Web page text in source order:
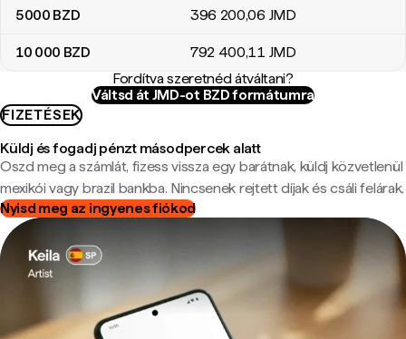
5000 BZD 396 200,06 JMD
10 000 BZD 792 400,11 JMD
Fordítva szeretnéd átváltani?
Váltsd át JMD-ot BZD formátumra
FIZETÉSEK
Küldj és fogadj pénzt másodpercek alatt
Oszd meg a számlát, fizess vissza egy barátnak, küldj közvetlenül
mexikói vagy brazil bankba. Nincsenek rejtett díjak és csáli felárak.
Nyisd meg az ingyenes fiókod